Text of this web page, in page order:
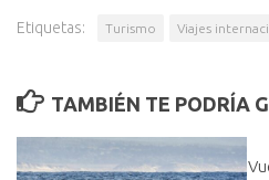
Etiquetas: Turismo Viajes
TAMBIÉN TE PODRÍA